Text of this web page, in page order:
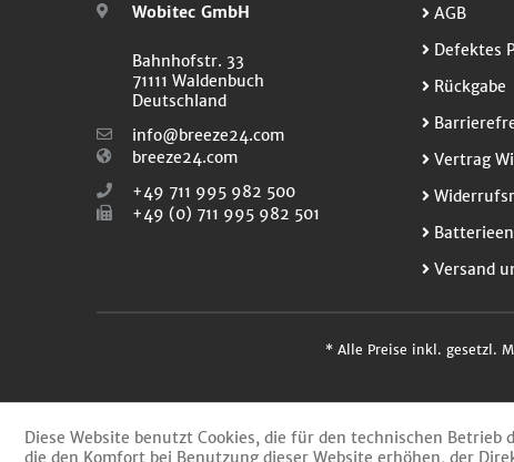
Wobitec GmbH
Bahnhofstr. 33
71111 Waldenbuch
Deutschland
info@breeze24.com
breeze24.com
+49 711 995 982 500
+49 (0) 711 995 982 501
AGB
Defektes
Rückgabe
Vertrag
Versand
* Alle Preise inkl. gesetzl.
Diese Website benutzt Cookies, die für den technischen
die den Komfort bei Benutzung dieser Website erhöhen, der